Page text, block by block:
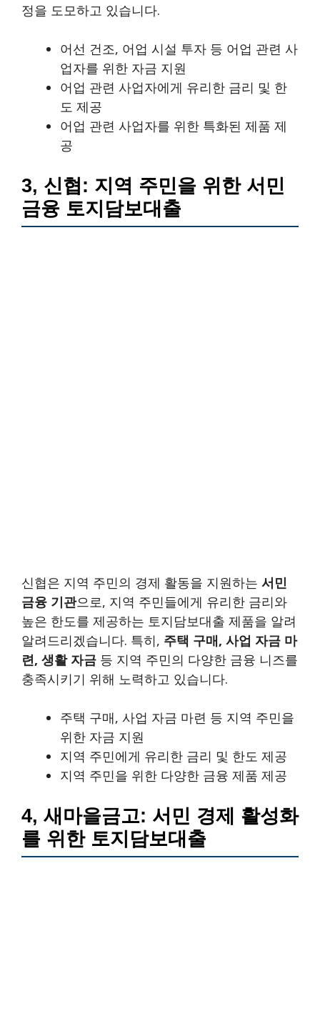
정을 도모하고 있습니다.
어선 건조, 어업 시설 투자 등 어업 관련 사
업자를 위한 자금 지원
어업 관련 사업자에게 유리한 금리 및 한
도 제공
어업 관련 사업자를 위한 특화된 제품 제
공
3, 신협: 지역 주민을 위한 서민
금융 토지담보대출
신협은 지역 주민의 경제 활동을 지원하는 서민
금융 기관으로, 지역 주민들에게 유리한 금리와
높은 한도를 제공하는 토지담보대출 제품을 알려
알려드리겠습니다. 특히, 주택 구매, 사업 자금 마
련, 생활 자금 등 지역 주민의 다양한 금융 니즈를
충족시키기 위해 노력하고 있습니다.
주택 구매, 사업 자금 마련 등 지역 주민을
위한 자금 지원
지역 주민에게 유리한 금리 및 한도 제공
지역 주민을 위한 다양한 금융 제품 제공
4, 새마을금고: 서민 경제 활성화
를 위한 토지담보대출